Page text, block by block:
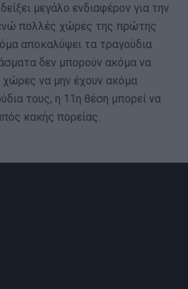
μεγάλο ενδιαφέρον για την
πολλές χώρες της πρώτης
αποκαλύψει τα τραγούδια
δεν μπορούν ακόμα να
να μην έχουν ακόμα
τους, η 11η θέση μπορεί να
κακής πορείας.